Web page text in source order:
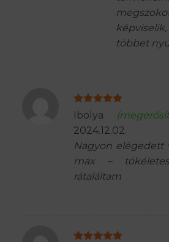
többet
Értékelés:
5
Ibolya
2024.12.02.
Nagyon elégedett
max –
rátaláltam